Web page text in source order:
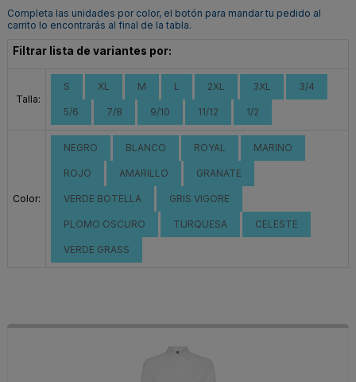
Completa las unidades por color, el botón para mandar tu pedido al
carrito lo encontrarás al final de la tabla.
Filtrar lista de variantes por:
Talla:
S XL M L 2XL 3XL 3/4
5/6 7/8 9/10 11/12 1/2
Color:
NEGRO BLANCO ROYAL MARINO
ROJO AMARILLO GRANATE
VERDE BOTELLA GRIS VIGORE
PLOMO OSCURO TURQUESA CELESTE
VERDE GRASS